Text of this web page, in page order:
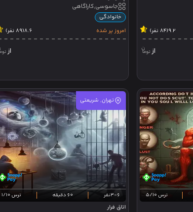
9.2(84 نفر)
از
جاسوسی,کاراگاهی
خانوادگی
امروز پر شده
8.6(89 نفر)
از
ترس 5/10
تهران, شریعتی
3-6نفر 60 دقیقه ترس 1/10
اتاق فرار